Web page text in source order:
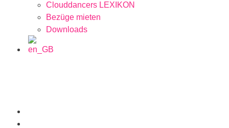
Clouddancers LEXIKON
Bezüge mieten
Downloads